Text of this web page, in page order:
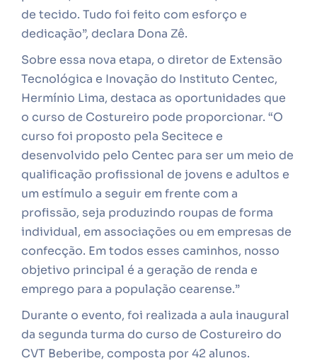
de tecido. Tudo foi feito com esforço e
dedicação”, declara Dona Zê.
Sobre essa nova etapa, o diretor de Extensão
Tecnológica e Inovação do Instituto Centec,
Hermínio Lima, destaca as oportunidades que
o curso de Costureiro pode proporcionar. “O
curso foi proposto pela Secitece e
desenvolvido pelo Centec para ser um meio de
qualificação profissional de jovens e adultos e
um estímulo a seguir em frente com a
profissão, seja produzindo roupas de forma
individual, em associações ou em empresas de
confecção. Em todos esses caminhos, nosso
objetivo principal é a geração de renda e
emprego para a população cearense.”
Durante o evento, foi realizada a aula inaugural
da segunda turma do curso de Costureiro do
CVT Beberibe, composta por 42 alunos.